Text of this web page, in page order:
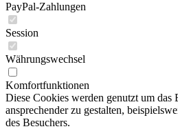
PayPal-Zahlungen
Session
Währungswechsel
Komfortfunktionen
Diese Cookies werden genutzt um das
ansprechender zu gestalten,
des Besuchers.